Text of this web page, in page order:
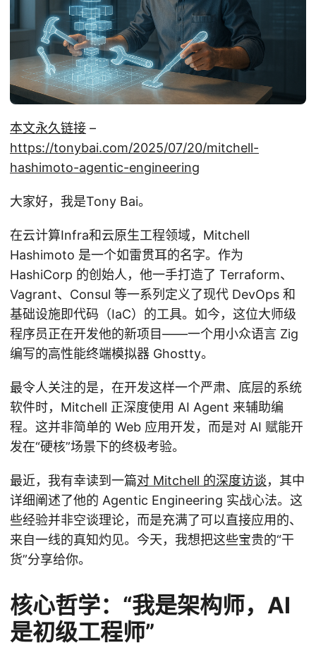
本文永久链接 –
https://tonybai.com/2025/07/20/mitchell-
hashimoto-agentic-engineering
大家好，我是Tony Bai。
在云计算Infra和云原生工程领域，Mitchell
Hashimoto 是一个如雷贯耳的名字。作为
HashiCorp 的创始人，他一手打造了 Terraform、
Vagrant、Consul 等一系列定义了现代 DevOps 和
基础设施即代码（IaC）的工具。如今，这位大师级
程序员正在开发他的新项目——一个用小众语言 Zig
编写的高性能终端模拟器 Ghostty。
最令人关注的是，在开发这样一个严肃、底层的系统
软件时，Mitchell 正深度使用 AI Agent 来辅助编
程。这并非简单的 Web 应用开发，而是对 AI 赋能开
发在“硬核”场景下的终极考验。
最近，我有幸读到一篇对 Mitchell 的深度访谈，其中
详细阐述了他的 Agentic Engineering 实战心法。这
些经验并非空谈理论，而是充满了可以直接应用的、
来自一线的真知灼见。今天，我想把这些宝贵的“干
货”分享给你。
核心哲学：“我是架构师，AI
是初级工程师”